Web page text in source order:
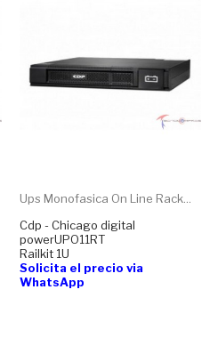
Ups Monofasica On Line Rack...
Cdp - Chicago digital
powerUPO11RT
Railkit 1U
Solicita el precio via
WhatsApp